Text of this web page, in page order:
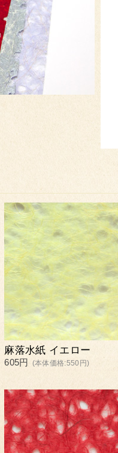
麻落水紙 イエロー
605円 (本体価格:550円)